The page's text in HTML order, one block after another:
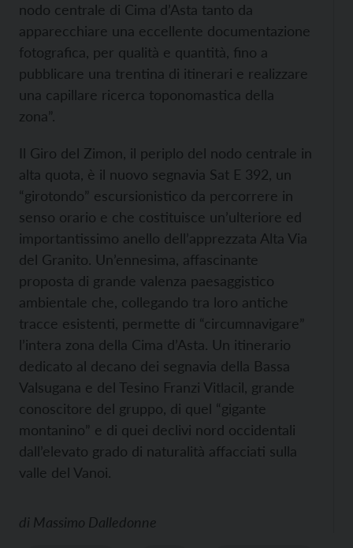
nodo centrale di Cima d’Asta tanto da
apparecchiare una eccellente documentazione
fotografica, per qualità e quantità, fino a
pubblicare una trentina di itinerari e realizzare
una capillare ricerca toponomastica della
zona”.
Il Giro del Zimon, il periplo del nodo centrale in
alta quota, è il nuovo segnavia Sat E 392, un
“girotondo” escursionistico da percorrere in
senso orario e che costituisce un’ulteriore ed
importantissimo anello dell’apprezzata Alta Via
del Granito. Un’ennesima, affascinante
proposta di grande valenza paesaggistico
ambientale che, collegando tra loro antiche
tracce esistenti, permette di “circumnavigare”
l’intera zona della Cima d’Asta. Un itinerario
dedicato al decano dei segnavia della Bassa
Valsugana e del Tesino Franzi Vitlacil, grande
conoscitore del gruppo, di quel “gigante
montanino” e di quei declivi nord occidentali
dall’elevato grado di naturalità affacciati sulla
valle del Vanoi.
di Massimo Dalledonne